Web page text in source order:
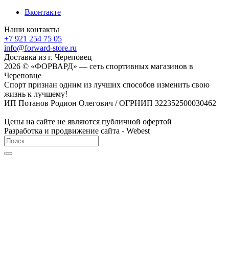
Вконтакте
Наши контакты
+7 921 254 75 05
info@forward-store.ru
Доставка из г. Череповец
2026 © «ФОРВАРД» — сеть спортивных магазинов в
Череповце
Спорт признан одним из лучших способов изменить свою
жизнь к лучшему!
ИП Потанов Родион Олегович / ОГРНИП 322352500030462
Цены на сайте не являются публичной офертой
Разработка и продвижение сайта - Webest